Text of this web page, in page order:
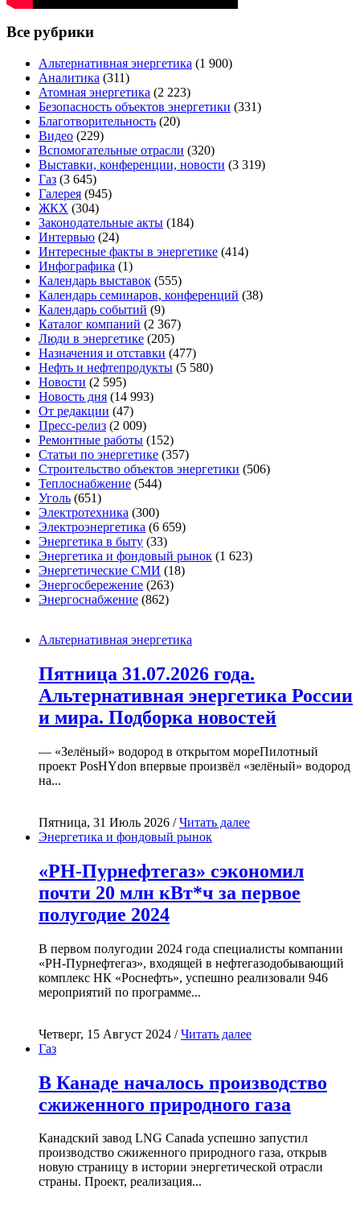
Все рубрики
Альтернативная энергетика (1 900)
Аналитика (311)
Атомная энергетика (2 223)
Безопасность объектов энергетики (331)
Благотворительность (20)
Видео (229)
Вспомогательные отрасли (320)
Выставки, конференции, новости (3 319)
Газ (3 645)
Галерея (945)
ЖКХ (304)
Законодательные акты (184)
Интервью (24)
Интересные факты в энергетике (414)
Инфографика (1)
Календарь выставок (555)
Календарь семинаров, конференций (38)
Календарь событий (9)
Каталог компаний (2 367)
Люди в энергетике (205)
Назначения и отставки (477)
Нефть и нефтепродукты (5 580)
Новости (2 595)
Новость дня (14 993)
От редакции (47)
Пресс-релиз (2 009)
Ремонтные работы (152)
Статьи по энергетике (357)
Строительство объектов энергетики (506)
Теплоснабжение (544)
Уголь (651)
Электротехника (300)
Электроэнергетика (6 659)
Энергетика в быту (33)
Энергетика и фондовый рынок (1 623)
Энергетические СМИ (18)
Энергосбережение (263)
Энергоснабжение (862)
Альтернативная энергетика
Пятница 31.07.2026 года.
Альтернативная энергетика России
и мира. Подборка новостей
— «Зелёный» водород в открытом мореПилотный
проект PosHYdon впервые произвёл «зелёный» водород
на...
Пятница, 31 Июль 2026 /Читать далее
Энергетика и фондовый рынок
«РН-Пурнефтегаз» сэкономил
почти 20 млн кВт*ч за первое
полугодие 2024
В первом полугодии 2024 года специалисты компании
«РН-Пурнефтегаз», входящей в нефтегазодобывающий
комплекс НК «Роснефть», успешно реализовали 946
мероприятий по программе...
Четверг, 15 Август 2024 /Читать далее
Газ
В Канаде началось производство
сжиженного природного газа
Канадский завод LNG Canada успешно запустил
производство сжиженного природного газа, открыв
новую страницу в истории энергетической отрасли
страны. Проект, реализация...